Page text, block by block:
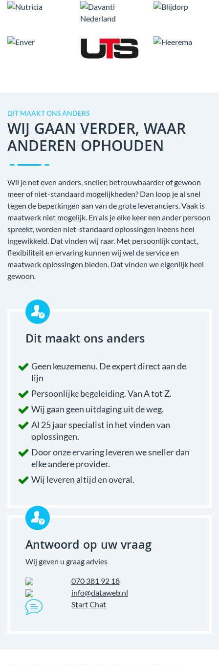
DIT MAAKT ONS ANDERS
WIJ GAAN VERDER, WAAR
ANDEREN OPHOUDEN
Wil je net even anders, sneller, betrouwbaarder of gewoon
meer of niet-standaard mogelijkheden? Dan loop je al snel
tegen de beperkingen aan van de grote leveranciers. Vaak is
maatwerk niet mogelijk. En als je elke keer een ander persoon
spreekt, worden niet-standaard oplossingen ineens heel
ingewikkeld. Dat vinden wij raar. Met persoonlijk contact,
flexibiliteit en ervaring kunnen wij wel de service en
maatwerk oplossingen bieden. Dat vinden we eigenlijk heel
gewoon.
Dit maakt ons anders
Geen keuzemenu. De expert direct aan de
lijn
Persoonlijke begeleiding. Van A tot Z.
Wij gaan geen uitdaging uit de weg.
Al 25 jaar specialist in het vinden van
oplossingen.
Door onze ervaring leveren we sneller dan
elke andere provider.
Wij leveren altijd en overal.
Antwoord op uw vraag
Wij geven u graag advies
070 381 92 18
info@dataweb.nl
Start Chat